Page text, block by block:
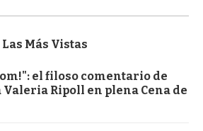
Las Más Vistas
el filoso comentario de
Valeria Ripoll en plena Cena de